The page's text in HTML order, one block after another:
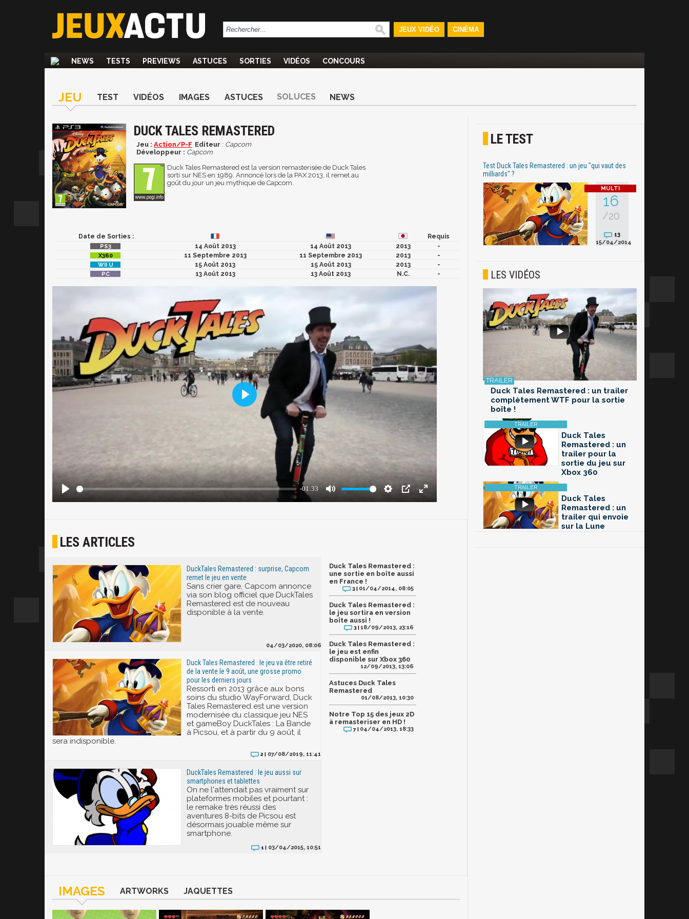
JEUX VIDÉO CINÉMA
NEWS TESTS PREVIEWS ASTUCES SORTIES VIDÉOS CONCOURS
JEU TEST VIDÉOS IMAGES ASTUCES SOLUCES NEWS
DUCK TALES REMASTERED
Jeu : Action/P-F Editeur : Capcom
Développeur : Capcom
Duck Tales Remastered est la version remasterisée de Duck Tales
sorti sur NES en 1989. Annoncé lors de la PAX 2013, il remet au
goût du jour un jeu mythique de Capcom.
Date de Sorties :
Requis
14 Août 2013
14 Août 2013 2013
-
11 Septembre 2013
11 Septembre 2013 2013
-
15 Août 2013
15 Août 2013 2013
-
13 Août 2013
13 Août 2013 N.C. -
LES ARTICLES
DuckTales Remastered : surprise, Capcom
remet le jeu en vente
Sans crier gare, Capcom annonce
via son blog officiel que DuckTales
Remastered est de nouveau
disponible à la vente.
04/03/2020, 08:06
Duck Tales Remastered : le jeu va être retiré
de la vente le 9 août, une grosse promo
pour les derniers jours
Ressorti en 2013 grâce aux bons
soins du studio WayForward, Duck
Tales Remastered est une version
modernisée du classique jeu NES
et gameBoy DuckTales : La Bande
à Picsou, et à partir du 9 août, il
sera indisponible.
2 | 07/08/2019, 11:41
DuckTales Remastered : le jeu aussi sur
smartphones et tablettes
On ne l'attendait pas vraiment sur
plateformes mobiles et pourtant :
le remake très réussi des
aventures 8-bits de Picsou est
désormais jouable même sur
smartphone.
1 | 03/04/2015, 10:51
Duck Tales Remastered :
une sortie en boîte aussi
en France !
3 | 01/04/2014, 08:05
Duck Tales Remastered :
le jeu sortira en version
boîte aussi !
3 |18/09/2013, 23:16
Duck Tales Remastered :
le jeu est enfin
disponible sur Xbox 360
12/09/2013, 13:06
Astuces Duck Tales
Remastered
01/08/2013, 10:30
Notre Top 15 des jeux 2D
à remasteriser en HD !
7 | 04/04/2013, 18:33
IMAGES ARTWORKS JAQUETTES
LE TEST
Test Duck Tales Remastered : un jeu "qui vaut des
milliards" ?
16
/20
13
15/04/2014
LES VIDÉOS
Duck Tales Remastered : un trailer
complètement WTF pour la sortie
boîte !
Duck Tales
Remastered : un
trailer pour la
sortie du jeu sur
Xbox 360
Duck Tales
Remastered : un
trailer qui envoie
sur la Lune